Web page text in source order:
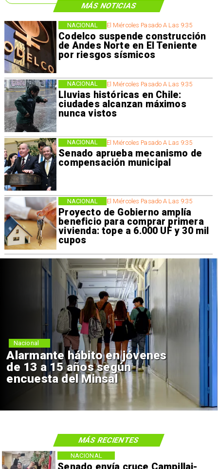
MÁS NOTICIAS
El Miércoles Pasado A Las 9:35
Codelco suspende construcción
de Andes Norte en El Teniente
por riesgos sísmicos
NACIONAL
El Miércoles Pasado A Las 9:35
Lluvias históricas en Chile:
ciudades alcanzan máximos
nunca vistos
NACIONAL
El Miércoles Pasado A Las 9:35
Senado aprueba mecanismo de
compensación municipal
NACIONAL
El Miércoles Pasado A Las 9:35
Proyecto de Gobierno amplía
beneficio para comprar primera
vivienda: tope a 6.000 UF y 30 mil
cupos
NACIONAL
Alarmante hábito en jóvenes
de 13 a 15 años según
encuesta del Minsal
Nacional
Senado envía cruce Campillai-
NACIONAL
MÁS RECIENTES